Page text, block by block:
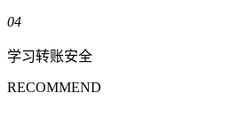
04
学习转账安全
RECOMMEND